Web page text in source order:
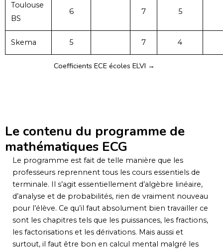
Toulouse
BS
6 7 5
Skema 5 7 4
Coefficients ECE écoles ELVI →
Le contenu du programme de
mathématiques ECG
Le programme est fait de telle manière que les
professeurs reprennent tous les cours essentiels de
terminale. Il s’agit essentiellement d’algèbre linéaire,
d’analyse et de probabilités, rien de vraiment nouveau
pour l’élève. Ce qu’il faut absolument bien travailler ce
sont les chapitres tels que les puissances, les fractions,
les factorisations et les dérivations. Mais aussi et
surtout, il faut être bon en calcul mental malgré les